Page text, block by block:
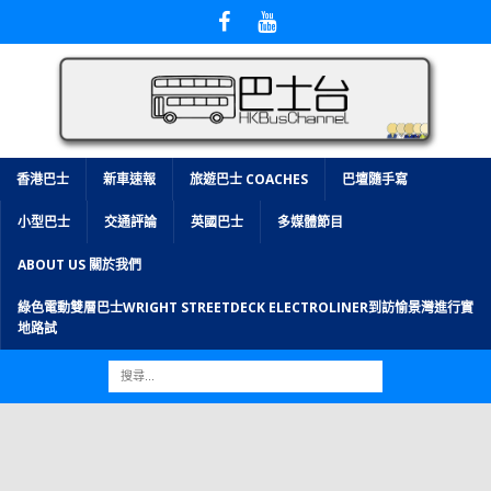
香港巴士 新車速報 旅遊巴士 COACHES 巴壇隨手寫
小型巴士 交通評論 英國巴士 多媒體節目
ABOUT US 關於我們
綠色電動雙層巴士WRIGHT STREETDECK ELECTROLINER到訪愉景灣進行實
地路試